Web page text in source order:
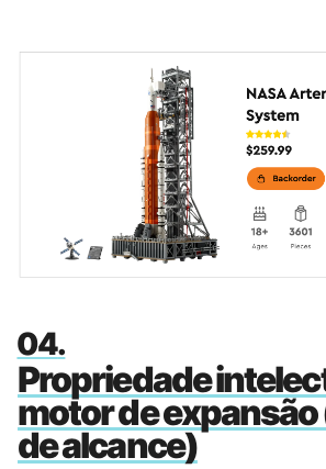
Propriedade
motor de expansão
de alcance)